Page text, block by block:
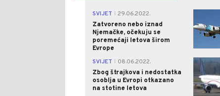
SVIJET
29.06.2022.
Zatvoreno nebo iznad
Njemačke, očekuju se
poremećaji letova širom
Evrope
SVIJET
08.06.2022.
Zbog štrajkova i nedostatka
osoblja u Evropi otkazano
na stotine letova